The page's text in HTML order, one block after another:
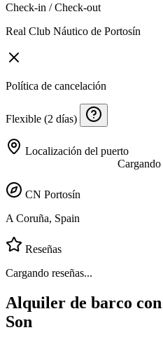
Check-in / Check-out
Real Club Náutico de Portosín
Política de cancelación
Flexible (2 días)
Localización del puerto
Cargando
CN Portosín
A Coruña, Spain
Reseñas
Cargando reseñas...
Alquiler de barco
Son